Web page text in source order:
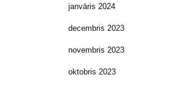
janvāris 2024
decembris 2023
novembris 2023
oktobris 2023